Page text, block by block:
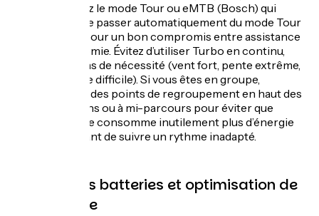
Privilégiez le mode Tour ou eMTB (Bosch) qui
permet de passer automatiquement du mode Tour
à Turbo, pour un bon compromis entre assistance
et autonomie. Évitez d’utiliser Turbo en continu,
sauf en cas de nécessité (vent fort, pente extrême,
fin d’étape difficile). Si vous êtes en groupe,
prévoyez des points de regroupement en haut des
ascensions ou à mi-parcours pour éviter que
chacun ne consomme inutilement plus d’énergie
en essayant de suivre un rythme inadapté.
Gestion des batteries et optimisation de
l’autonomie